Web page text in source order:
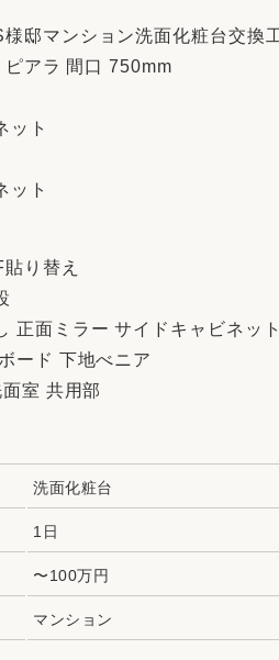
3Dシ
から性能向上リフォームをワン
邸マンション洗面化粧台交換
ピアラ 間口 750mm
ット
ット
り替え
正面ミラー サイドキャビネット
ード 下地べニア
室 共用部
洗面化粧台
1日
〜100万円
マンション